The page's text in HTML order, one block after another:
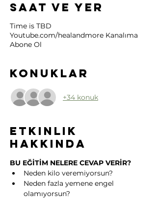
Saat ve Yer
Time is TBD
Youtube.com/healandmore Kanalıma
Abone Ol
Konuklar
+34 konuk
Etkinlik
hakkında
BU EĞİTİM NELERE CEVAP VERİR?
Neden kilo veremiyorsun?
Neden fazla yemene engel
olamıyorsun?